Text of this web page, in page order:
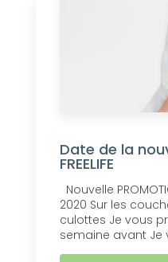
Date de la
FREELIFE
Nouvelle
2020 Sur les
culottes Je vous
semaine avant Je